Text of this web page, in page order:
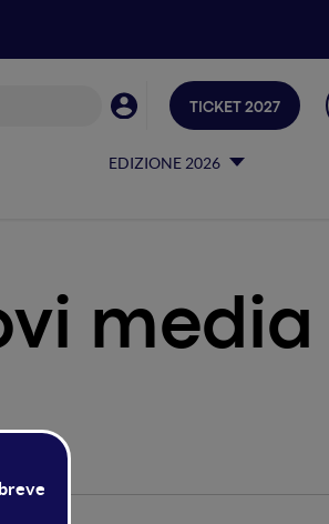
EDIZIONE 2026
TICKET 2027
media